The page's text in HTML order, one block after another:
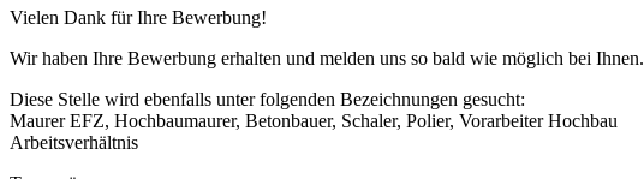
Vielen Dank für Ihre Bewerbung!
Wir haben Ihre Bewerbung erhalten und melden uns so bald wie möglich bei Ihnen.
Diese Stelle wird ebenfalls unter folgenden Bezeichnungen gesucht:
Maurer EFZ, Hochbaumaurer, Betonbauer, Schaler, Polier, Vorarbeiter Hochbau
Arbeitsverhältnis